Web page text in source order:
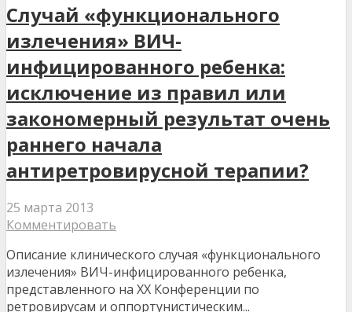
Случай «функционального
излечения» ВИЧ-
инфицированного ребенка:
исключение из правил или
закономерный результат очень
раннего начала
антиретровирусной терапии?
25 марта 2013
Комментировать
Описание клинического случая «функционального
излечения» ВИЧ-инфицированного ребенка,
представленного на ХХ Конференции по
ретровирусам и оппортунистическим...